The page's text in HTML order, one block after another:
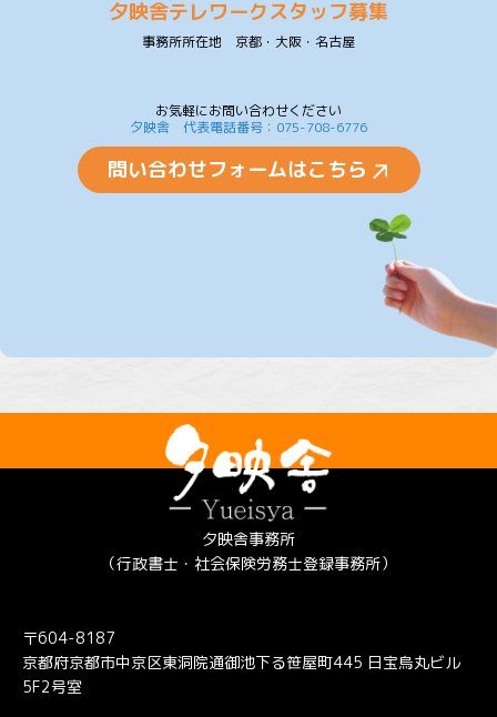
夕映舎テレワークスタッフ募集
事務所所在地 京都・大阪・名古屋
お気軽にお問い合わせください
夕映舎 代表電話番号：075-708-6776
問い合わせフォームはこちら
夕映舎事務所
（行政書士・社会保険労務士登録事務所）
〒604-8187
京都府京都市中京区東洞院通御池下る笹屋町445 日宝烏丸ビル
5F2号室